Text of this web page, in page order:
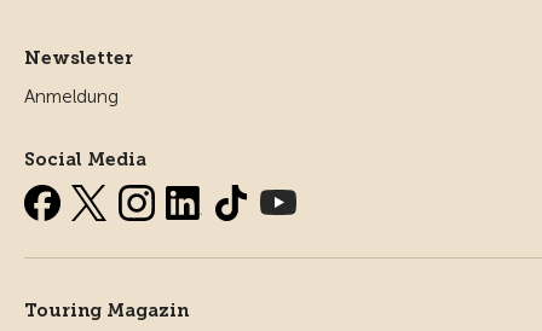
Newsletter
Anmeldung
Social Media
Touring Magazin